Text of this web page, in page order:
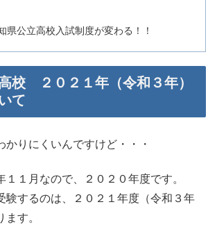
公立高校入試制度が変わる！！
校 ２０２１年（令和３年）
て
かりにくいんですけど・・・
１１月なので、２０２０年度です。
験するのは、２０２１年度（令和３年
す。